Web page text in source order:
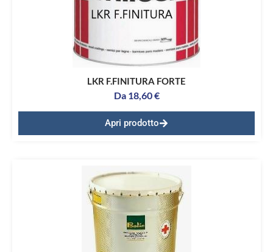
LKR F.FINITURA FORTE
Da 18,60€
Apri prodotto